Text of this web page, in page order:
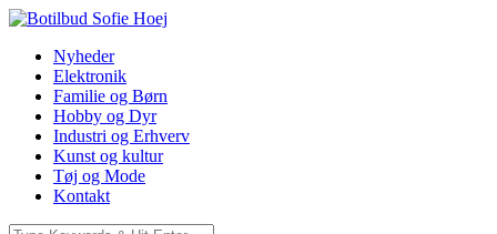
Skip
content
NyhederNyheder
Elektronik
Familie og Børn
Hobby og Dyr
Industri og Erhverv
Kunst og kultur
Tøj og Mode
Kontakt